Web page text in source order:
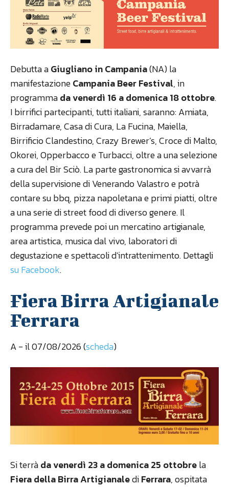
Debutta aGiugliano in Campania(NA) la
manifestazioneCampania Beer Festival, in
programmada venerdì 16 a domenica 18 ottobre.
I birrifici partecipanti, tutti italiani, saranno: Amiata,
Birradamare, Casa di Cura, La Fucina, Maiella,
Birrificio Clandestino, Crazy Brewer’s, Croce di Malto,
Okorei, Opperbacco e Turbacci, oltre a una selezione
a cura del Bir Sciò. La parte gastronomica si avvarrà
della supervisione di Venerando Valastro e potrà
contare su bbq, pizza napoletana e primi piatti, oltre
a una serie di street food di diverso genere. Il
programma prevede poi un mercatino artigianale,
area artistica, musica dal vivo, laboratori di
degustazione e spettacoli d’intrattenimento. Dettagli
su Facebook.
Fiera Birra Artigianale
Ferrara
A- il 07/08/2026 (scheda)
Si terràda venerdì 23 a domenica 25 ottobrela
Fiera della Birra ArtigianalediFerrara, ospitata